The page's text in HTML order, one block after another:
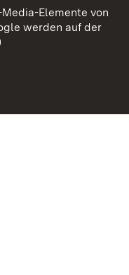
Elemente von
werden auf der